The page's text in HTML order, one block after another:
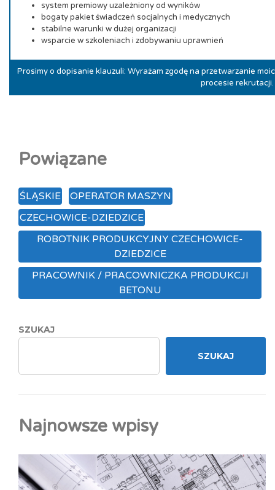
system premiowy uzależniony od wyników
bogaty pakiet świadczeń socjalnych i medycznych
stabilne warunki w dużej organizacji
wsparcie w szkoleniach i zdobywaniu uprawnień
Prosimy o dopisanie klauzuli: Wyrażam zgodę na przetwarzanie
procesie rekrutacji.
Powiązane
ŚLĄSKIE
OPERATOR MASZYN
CZECHOWICE-DZIEDZICE
ROBOTNIK PRODUKCYJNY CZECHOWICE-
DZIEDZICE
PRACOWNIK / PRACOWNICZKA PRODUKCJI
BETONU
SZUKAJ
SZUKAJ
Najnowsze wpisy